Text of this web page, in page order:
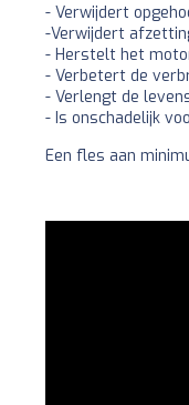
- Verwijdert
-Verwijdert
- Herstelt het
- Verbetert de
- Verlengt de
- Is onschadelijk
Een fles aan